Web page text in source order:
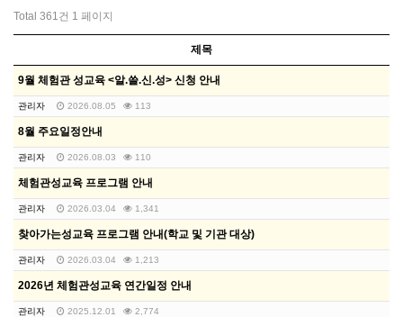
Total 361건 1 페이지
제목
9월 체험관 성교육 <알.쓸.신.성> 신청 안내
관리자 2026.08.05 113
8월 주요일정안내
관리자 2026.08.03 110
체험관성교육 프로그램 안내
관리자 2026.03.04 1,341
찾아가는성교육 프로그램 안내(학교 및 기관 대상)
관리자 2026.03.04 1,213
2026년 체험관성교육 연간일정 안내
관리자 2025.12.01 2,774